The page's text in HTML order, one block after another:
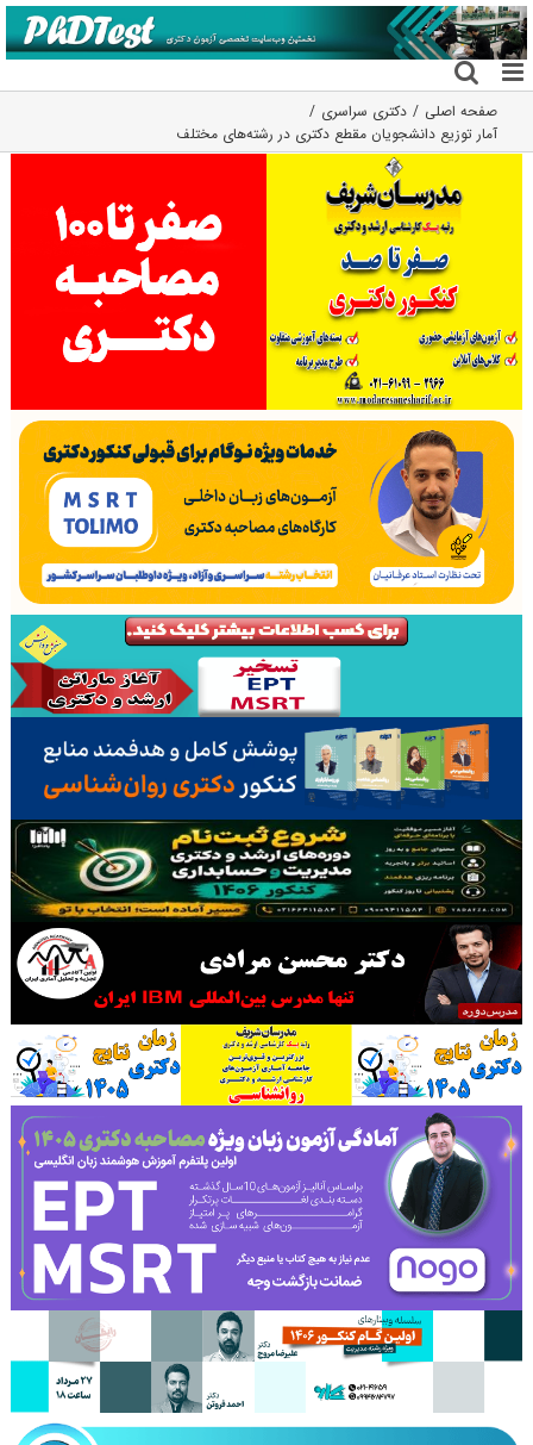
رفتن
به
محتوا
صفحه اصلی
دکتری سراسری
آمار توزیع دانشجویان مقطع دکتری در رشته‌های مختلف